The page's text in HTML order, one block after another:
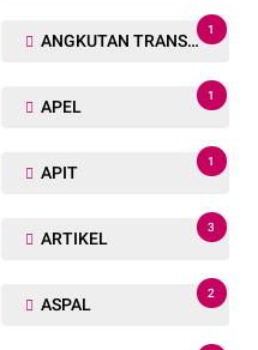
ANGKUTAN TRANSPORTASI
1
APEL
1
APIT
1
ARTIKEL
3
ASPAL
2